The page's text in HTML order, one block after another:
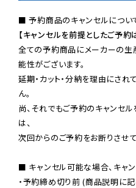
【キャンセルを前提としたご予
全ての予約商品にメーカーの生
能性がございます。
延期・カット・分納を理由にさ
ん。
尚、それでもご予約のキャンセ
は、
次回からのご予約をお断りさせ
■ キャンセル可能な場合、キャ
・予約締め切り前 (商品説明に